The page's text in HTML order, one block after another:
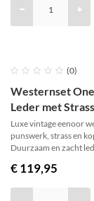
     (0)
Westernset
Leder met Strass
Luxe vintage eenoor
punswerk, strass en
Duurzaam en zacht
€ 119,95